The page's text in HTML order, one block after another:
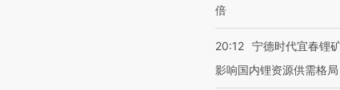
倍
20:12 宁德时代宜春锂
影响国内锂资源供需格局